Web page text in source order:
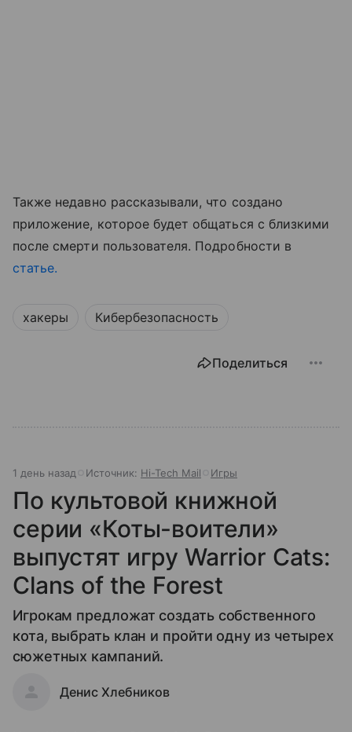
Также недавно рассказывали, что создано
приложение, которое будет общаться с близкими
после смерти пользователя. Подробности в
статье.
хакеры Кибербезопасность
Поделиться
1 день назад Источник: Hi-Tech Mail Игры
По культовой книжной
серии «Коты-воители»
выпустят игру Warrior Cats:
Clans of the Forest
Игрокам предложат создать собственного
кота, выбрать клан и пройти одну из четырех
сюжетных кампаний.
Денис Хлебников